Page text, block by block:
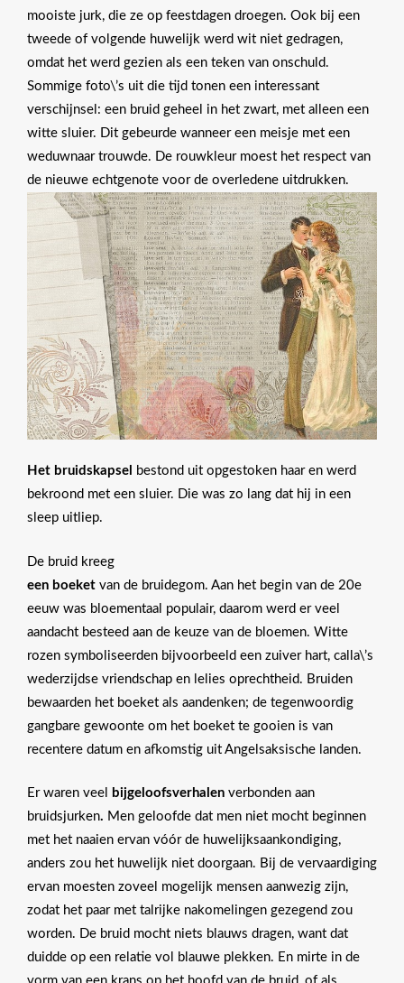
mooiste jurk, die ze op feestdagen droegen. Ook bij een
tweede of volgende huwelijk werd wit niet gedragen,
omdat het werd gezien als een teken van onschuld.
Sommige foto\’s uit die tijd tonen een interessant
verschijnsel: een bruid geheel in het zwart, met alleen een
witte sluier. Dit gebeurde wanneer een meisje met een
weduwnaar trouwde. De rouwkleur moest het respect van
de nieuwe echtgenote voor de overledene uitdrukken.
Het bruidskapsel
bestond uit opgestoken haar en werd
bekroond met een sluier. Die was zo lang dat hij in een
sleep uitliep.
De bruid kreeg
een boeket van de bruidegom. Aan het begin van de 20e
eeuw was bloementaal populair, daarom werd er veel
aandacht besteed aan de keuze van de bloemen. Witte
rozen symboliseerden bijvoorbeeld een zuiver hart, calla\’s
wederzijdse vriendschap en lelies oprechtheid. Bruiden
bewaarden het boeket als aandenken; de tegenwoordig
gangbare gewoonte om het boeket te gooien is van
recentere datum en afkomstig uit Angelsaksische landen.
Er waren veel bijgeloofsverhalen verbonden aan
bruidsjurken. Men geloofde dat men niet mocht beginnen
met het naaien ervan vóór de huwelijksaankondiging,
anders zou het huwelijk niet doorgaan. Bij de vervaardiging
ervan moesten zoveel mogelijk mensen aanwezig zijn,
zodat het paar met talrijke nakomelingen gezegend zou
worden. De bruid mocht niets blauws dragen, want dat
duidde op een relatie vol blauwe plekken. En mirte in de